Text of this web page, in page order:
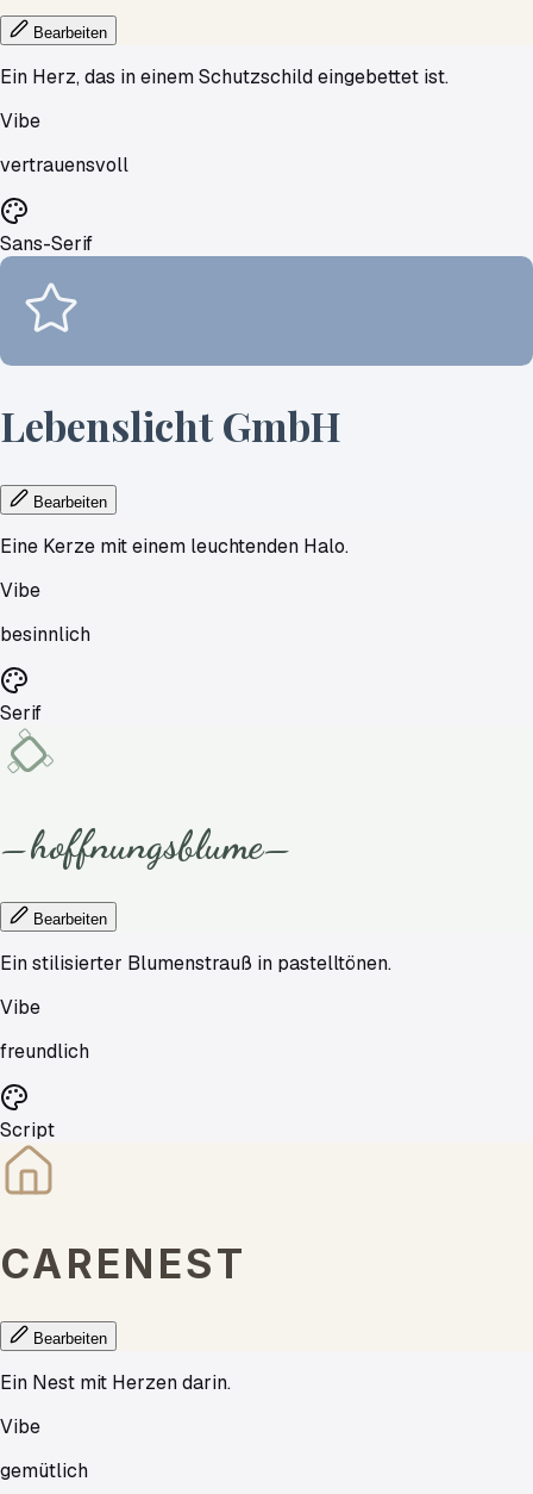
Bearbeiten
Ein Herz, das in einem Schutzschild eingebettet ist.
Vibe
vertrauensvoll
Sans-Serif
Lebenslicht GmbH
Bearbeiten
Eine Kerze mit einem leuchtenden Halo.
Vibe
besinnlich
Serif
—hoffnungsblume—
Bearbeiten
Ein stilisierter Blumenstrauß in pastelltönen.
Vibe
freundlich
Script
CARENEST
Bearbeiten
Ein Nest mit Herzen darin.
Vibe
gemütlich